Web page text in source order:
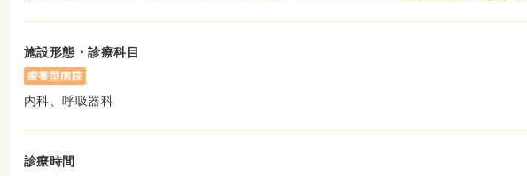
施設形態・診療科目
療養型病院
内科、呼吸器科
診療時間